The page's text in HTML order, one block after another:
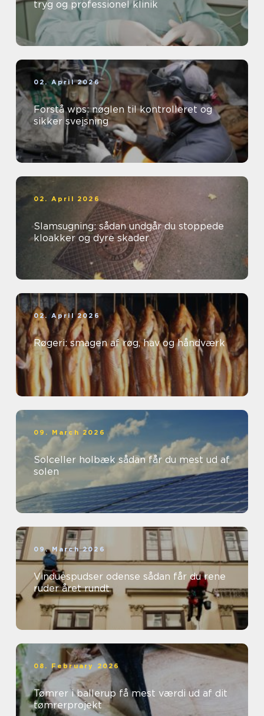
tryg og professionel klinik
02. April 2026
Forstå wps: nøglen til kontrolleret og
sikker svejsning
02. April 2026
Slamsugning: sådan undgår du stoppede
kloakker og dyre skader
02. April 2026
Røgeri: smagen af røg, hav og håndværk
09. March 2026
Solceller holbæk sådan får du mest ud af
solen
09. March 2026
Vinduespudser odense sådan får du rene
ruder året rundt
08. February 2026
Tømrer i ballerup få mest værdi ud af dit
tømrerprojekt